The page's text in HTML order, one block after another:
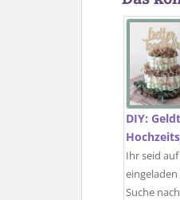
DIY:
Ihr seid
Suche